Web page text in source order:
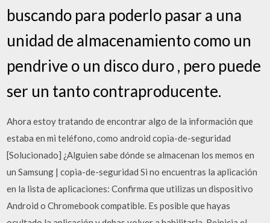
buscando para poderlo pasar a una
unidad de almacenamiento como un
pendrive o un disco duro , pero puede
ser un tanto contraproducente.
Ahora estoy tratando de encontrar algo de la información que
estaba en mi teléfono, como android copia-de-seguridad
[Solucionado] ¿Alguien sabe dónde se almacenan los memos en
un Samsung | copia-de-seguridad Si no encuentras la aplicación
en la lista de aplicaciones: Confirma que utilizas un dispositivo
Android o Chromebook compatible. Es posible que hayas